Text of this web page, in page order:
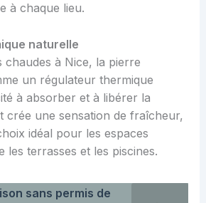
à chaque lieu.
naturelle
chaudes à Nice, la pierre
un régulateur thermique
à absorber et à libérer la
crée une sensation de fraîcheur,
idéal pour les espaces
les terrasses et les piscines.
sans permis de